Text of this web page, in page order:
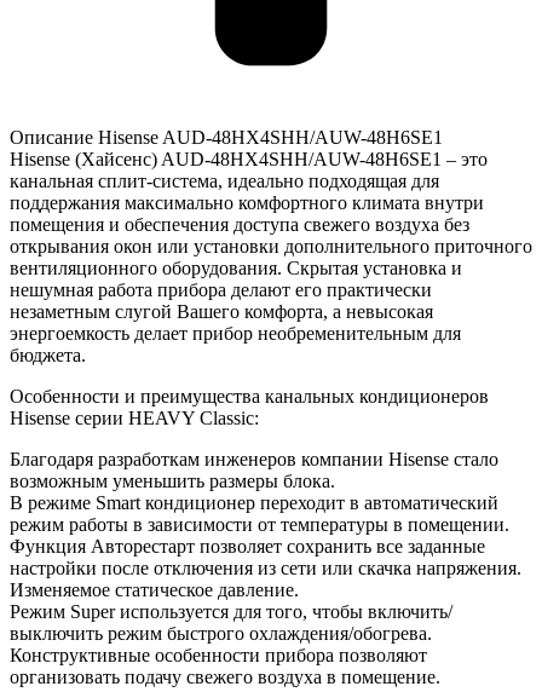
Описание Hisense AUD-48HX4SHH/AUW-48H6SE1
Hisense (Хайсенс) AUD-48HX4SHH/AUW-48H6SE1 – это
канальная сплит-система, идеально подходящая для
поддержания максимально комфортного климата внутри
помещения и обеспечения доступа свежего воздуха без
открывания окон или установки дополнительного приточного
вентиляционного оборудования. Скрытая установка и
нешумная работа прибора делают его практически
незаметным слугой Вашего комфорта, а невысокая
энергоемкость делает прибор необременительным для
бюджета.
Особенности и преимущества канальных кондиционеров
Hisense серии HEAVY Classic:
Благодаря разработкам инженеров компании Hisense стало
возможным уменьшить размеры блока.
В режиме Smart кондиционер переходит в автоматический
режим работы в зависимости от температуры в помещении.
Функция Авторестарт позволяет сохранить все заданные
настройки после отключения из сети или скачка напряжения.
Изменяемое статическое давление.
Режим Super используется для того, чтобы включить/
выключить режим быстрого охлаждения/обогрева.
Конструктивные особенности прибора позволяют
организовать подачу свежего воздуха в помещение.